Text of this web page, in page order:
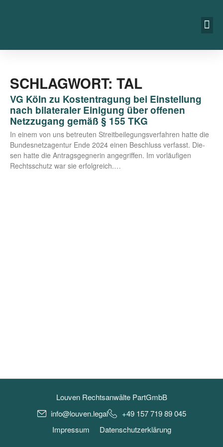
SCHLAGWORT: TAL
VG Köln zu Kostentragung bei Einstellung
nach bilateraler Einigung über offenen
Netzzugang gemäß § 155 TKG
In einem von uns betreu­ten Streit­bei­le­gungs­ver­fah­ren hat­te die
Bun­des­netz­agen­tur Ende 2024 einen Beschluss ver­fasst. Die­
sen hat­te die Antrags­geg­ne­rin ange­grif­fen. Im vor­läu­fi­gen
Rechts­schutz war sie erfolgreich.…
Louven Rechtsanwälte PartGmbB
info@louven.legal
+49 157 719 89 045
Impressum
Datenschutzerklärung